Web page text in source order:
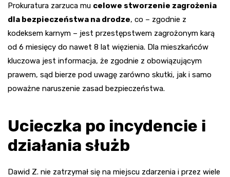
Prokuratura zarzuca mu celowe stworzenie zagrożenia
dla bezpieczeństwa na drodze, co – zgodnie z
kodeksem karnym – jest przestępstwem zagrożonym karą
od 6 miesięcy do nawet 8 lat więzienia. Dla mieszkańców
kluczowa jest informacja, że zgodnie z obowiązującym
prawem, sąd bierze pod uwagę zarówno skutki, jak i samo
poważne naruszenie zasad bezpieczeństwa.
Ucieczka po incydencie i
działania służb
Dawid Z. nie zatrzymał się na miejscu zdarzenia i przez wiele